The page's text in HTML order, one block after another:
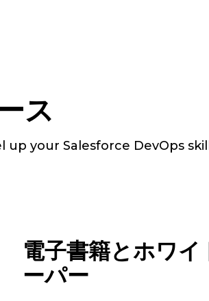
ス
your Salesforce DevOps
電子書籍とホワイ
ーパー